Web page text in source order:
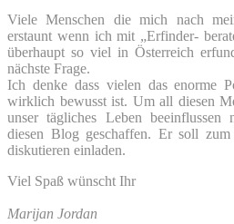
Viele Menschen die mich nach
erstaunt wenn ich mit „Erfinder-
überhaupt so viel in Österreich
nächste Frage.
Ich denke dass vielen das enorme
wirklich bewusst ist. Um all diesen
unser tägliches Leben
diesen Blog geschaffen. Er soll zum
diskutieren einladen.
Viel Spaß wünscht Ihr
Marijan Jordan